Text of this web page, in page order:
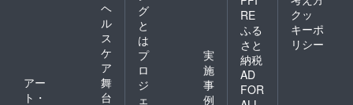
ヘ
ル
ス
ケ
ア
アー
ト・
舞
台
グ
と
は
プ
ロ
ジ
ェ
実
施
事
例
RE
ふる
さと
納税
AD
FOR
クッ
キーポ
リシー